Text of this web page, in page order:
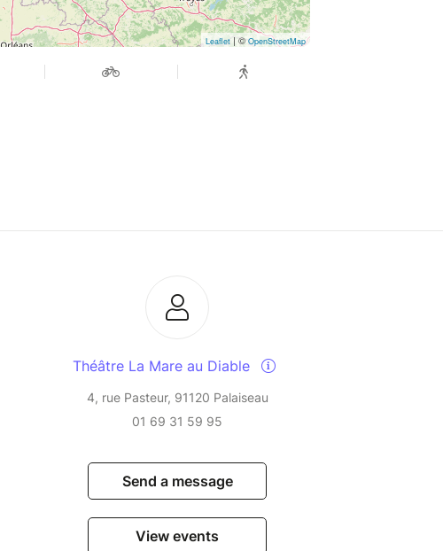
Leaflet | © OpenStreetMap
Théâtre La Mare au Diable
4, rue Pasteur, 91120 Palaiseau
01 69 31 59 95
Send a message
View events